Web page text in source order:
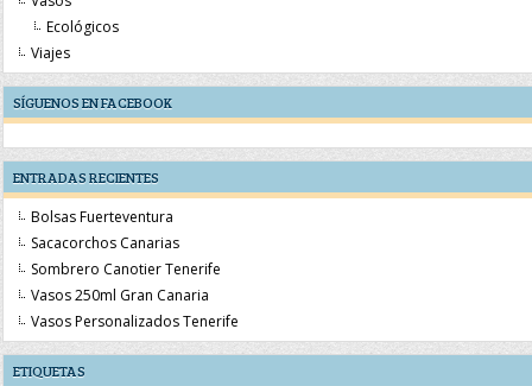
Ecológicos
Viajes
SÍGUENOS EN FACEBOOK
ENTRADAS RECIENTES
Bolsas Fuerteventura
Sacacorchos Canarias
Sombrero Canotier Tenerife
Vasos 250ml Gran Canaria
Vasos Personalizados Tenerife
ETIQUETAS